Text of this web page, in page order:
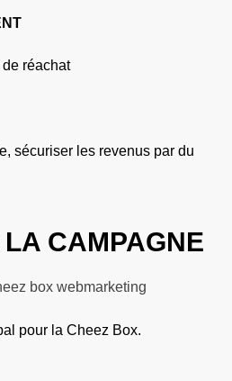
réachat
sécuriser les revenus par du
CAMPAGNE
pour la Cheez Box.